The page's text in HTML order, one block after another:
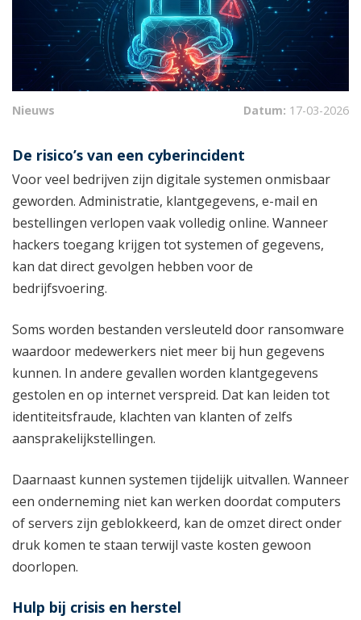
Nieuws Datum: 17-03-2026
De risico’s van een cyberincident
Voor veel bedrijven zijn digitale systemen onmisbaar
geworden. Administratie, klantgegevens, e-mail en
bestellingen verlopen vaak volledig online. Wanneer
hackers toegang krijgen tot systemen of gegevens,
kan dat direct gevolgen hebben voor de
bedrijfsvoering.
Soms worden bestanden versleuteld door ransomware
waardoor medewerkers niet meer bij hun gegevens
kunnen. In andere gevallen worden klantgegevens
gestolen en op internet verspreid. Dat kan leiden tot
identiteitsfraude, klachten van klanten of zelfs
aansprakelijkstellingen.
Daarnaast kunnen systemen tijdelijk uitvallen. Wanneer
een onderneming niet kan werken doordat computers
of servers zijn geblokkeerd, kan de omzet direct onder
druk komen te staan terwijl vaste kosten gewoon
doorlopen.
Hulp bij crisis en herstel